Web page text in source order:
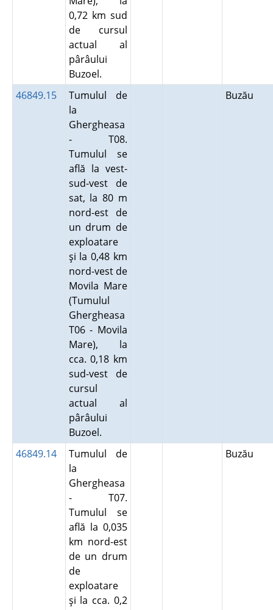
0,72 km sud
de cursul
actual al
pârâului
Buzoel.
46849.15
Tumulul de
la
Ghergheasa
- T08.
Tumulul se
află la vest-
sud-vest de
sat, la 80 m
nord-est de
un drum de
exploatare
şi la 0,48 km
nord-vest de
Movila Mare
(Tumulul
Ghergheasa
T06 - Movila
Mare), la
cca. 0,18 km
sud-vest de
cursul
actual al
pârâului
Buzoel.
Buzău
46849.14
Tumulul de
la
Ghergheasa
- T07.
Tumulul se
află la 0,035
km nord-est
de un drum
de
exploatare
şi la cca. 0,2
Buzău